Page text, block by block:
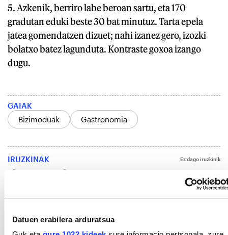
Datuen erabilera arduratsua
5. Azkenik, berriro labe beroan sartu, eta 170
gradutan eduki beste 30 bat minutuz. Tarta epela
jatea gomendatzen dizuet; nahi izanez gero, izozki
bolatxo batez lagunduta. Kontraste goxoa izango
dugu.
GAIAK
Bizimoduak
Gastronomia
IRUZKINAK Ez dago iruzkinik